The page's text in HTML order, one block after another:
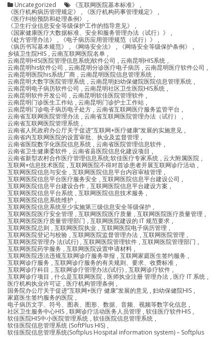
Uncategorized 《互联网医院基本标准》
,
《医疗机构病历管理规定》
, 《医疗机构药事管理规定》
,
《医疗纠纷预防和处理条例》
,
《卫生行业信息安全等级保护工作的指导意见》
,
《国家健康医疗大数据标准、安全和服务管理办法（试行）》
,
《处方管理办法》
, 《电子病历应用管理规范（试行）》
,
《病历书写基本规范》
, 《网络安全法》 , 《网络安全等级保护条例》
,
乡镇卫生院HIS , 云南互联网医院名单 ,
云南昆明HIS(医院管理信息系统)软件公司 , 云南昆明HIS系统 ,
云南昆明his软件公司 , 云南昆明分诊医疗电子病历 , 云南昆明医疗软件公司 ,
云南昆明医院his系统厂商 , 云南昆明医院信息管理系统 ,
云南昆明大数字医院管理系统 , 云南昆明妇幼保健院医院信息管理系统 ,
云南昆明电子病历软件公司 , 云南昆明社区卫生医院HIS系统 ,
云南昆明软件开发公司 , 云南昆明软佳医院管理软件 ,
云南昆明门诊医生工作站 , 云南昆明门诊护士工作站 ,
云南昆明门诊电子病历电子处方 , 云南省互联网医疗服务监管平台 ,
云南省互联网医院管理办法 , 云南省互联网医院管理办法（试行）
,
云南省互联网医院管理系统 ,
云南省人民政府办公厅关于促进“互联网+医疗健康”发展的实施意见 ,
云南省内互联网医院的设置审批、执业及监督管理 ,
云南省医院数字化医院信息系统 , 云南省医院管理信息软件 ,
云南省卫生健康委软件 , 云南省县医院信息化建设项目 ,
云南省新型农村合作医疗管理信息系统;软佳医疗专家系统 , 云大附属医院 ,
互联网+信息技术医院 , 互联网医院不得对首诊患者开展互联网诊疗活动 ,
互联网医院信息与安全 , 互联网医院信息平台内容审核管理 ,
互联网医院信息平台医疗服务安全 , 互联网医院信息平台建设公司 ,
互联网医院信息平台建设合作 , 互联网医院信息平台建设方案 ,
互联网医院信息平台系统 , 互联网医院信息技术服务 ,
互联网医院信息系统维护 ,
互联网医院信息系统至少实施第三级信息安全等级保护 ,
互联网医院医疗安全管理 , 互联网医院医疗质量 , 互联网医院医疗质量管理 ,
互联网医院医疗质量管理部门 , 互联网医院建设的 IT 规范要求 ,
互联网医院总则 , 互联网医院执业 , 互联网医院电子病历管理 ,
互联网医院登记与校验 , 互联网医院监督管理办法 , 互联网医院管理 ,
互联网医院管理办 法(试行) , 互联网医院管理软件 , 互联网医院管理部门 ,
互联网医院药学服务 , 互联网医院设置申请材料 ,
互联网医院违法违规互联网诊疗服务举报 , 互联网家庭医生签约服务 ,
互联网诊疗服务 , 互联网诊疗服务的有关规则、要求、收费标准 ,
互联网诊疗科目 , 互联网诊疗管理办法(试行) , 互联网诊疗软件 ,
互联网诊疗项目 , 什么是互联网医院 , 医师执业注册 管理办法 , 医疗 IT 系统 ,
医疗机构执业许可证 , 医疗机构管理条例 ,
国务院办公厅关于促进“互联网+医疗 健康”发展的意见 , 妇幼保健院HIS ,
家庭医生签约服务的医院 ,
电子病历文字、符号、图表、图形、数据、音频、视频等数字化信息 ,
社区卫生服务中心HIS , 联网诊疗活动医务人员管理 , 软佳医疗软件HIS ,
软佳医院HIS中小医院管理系统 , 软佳医院信息管理系统 ,
软佳医院信息管理系统 (SoftPlus HIS) ,
软佳医院信息管理系统(Softplus Hospital information system) – Softplus